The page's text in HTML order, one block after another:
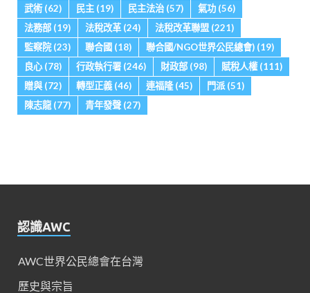
武術(62) 民主 (19) 民主法治 (57) 氣功 (56)
法務部 (19) 法稅改革 (24) 法稅改革聯盟 (221)
監察院(23) 聯合國 (18) 聯合國/NGO世界公民總會) (19)
良心(78) 行政執行署 (246) 財政部 (98) 賦稅人權(111)
贈與(72) 轉型正義 (46) 連福隆(45) 門派(51)
陳志龍(77) 青年發聲 (27)
認識AWC
AWC世界公民總會在台灣
歷史與宗旨